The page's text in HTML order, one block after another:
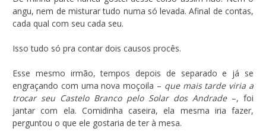
angu, nem de misturar tudo numa só levada. Afinal de contas,
cada qual com seu cada seu.
Isso tudo só pra contar dois causos procês.
Esse mesmo irmão, tempos depois de separado e já se
engraçando com uma nova moçoila – que mais tarde viria a
trocar seu Castelo Branco pelo Solar dos Andrade–, foi
jantar com ela. Comidinha caseira, ela mesma iria fazer,
perguntou o que ele gostaria de ter à mesa.